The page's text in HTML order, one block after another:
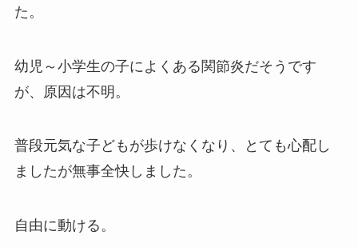
た。
幼児～小学生の子によくある関節炎だそうです
が、原因は不明。
普段元気な子どもが歩けなくなり、とても心配し
ましたが無事全快しました。
自由に動ける。